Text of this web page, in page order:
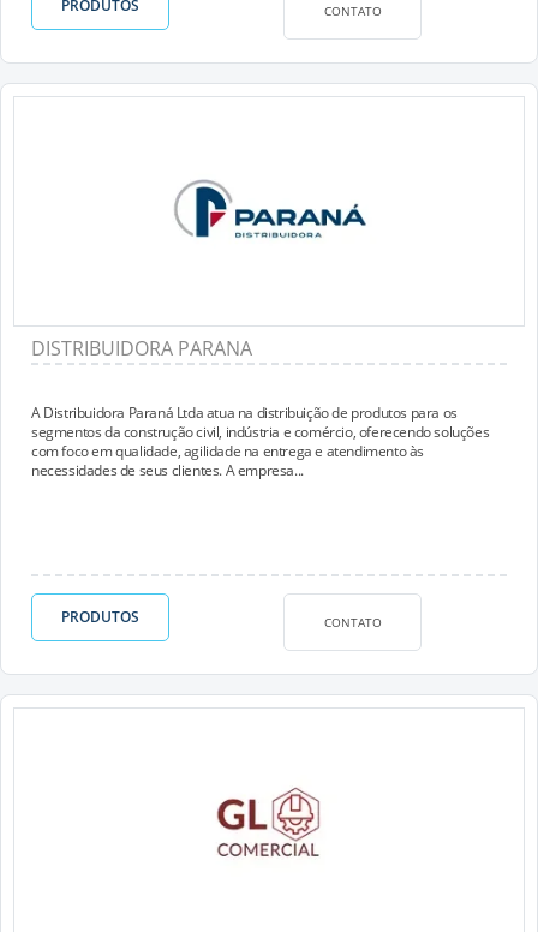
PRODUTOS CONTATO
DISTRIBUIDORA PARANA
A Distribuidora Paraná Ltda atua na distribuição de produtos para os
segmentos da construção civil, indústria e comércio, oferecendo soluções
com foco em qualidade, agilidade na entrega e atendimento às
necessidades de seus clientes. A empresa...
PRODUTOS CONTATO